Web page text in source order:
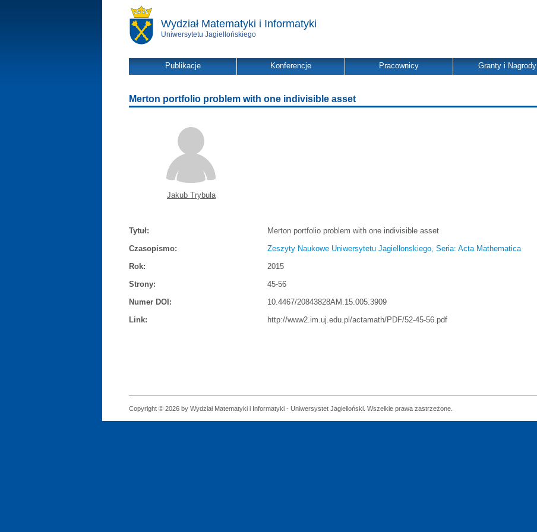
Wydział Matematyki i Informatyki
Uniwersytetu Jagiellońskiego
Publikacje Konferencje Pracownicy Granty i Nagrody
Merton portfolio problem with one indivisible asset
Jakub Trybuła
Tytuł:
Merton portfolio problem with one indivisible asset
Czasopismo:
Zeszyty Naukowe Uniwersytetu Jagiellonskiego, Seria: Acta Mathematica
Rok:
2015
Strony:
45-56
Numer DOI:
10.4467/20843828AM.15.005.3909
Link:
http://www2.im.uj.edu.pl/actamath/PDF/52-45-56.pdf
Copyright © 2026 by Wydział Matematyki i Informatyki - Uniwersystet Jagielloński. Wszelkie prawa zastrzeżone.